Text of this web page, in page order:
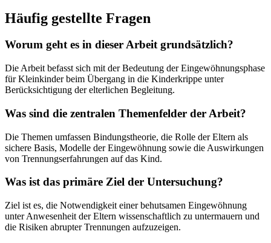
Häufig gestellte Fragen
Worum geht es in dieser Arbeit grundsätzlich?
Die Arbeit befasst sich mit der Bedeutung der Eingewöhnungsphase
für Kleinkinder beim Übergang in die Kinderkrippe unter
Berücksichtigung der elterlichen Begleitung.
Was sind die zentralen Themenfelder der Arbeit?
Die Themen umfassen Bindungstheorie, die Rolle der Eltern als
sichere Basis, Modelle der Eingewöhnung sowie die Auswirkungen
von Trennungserfahrungen auf das Kind.
Was ist das primäre Ziel der Untersuchung?
Ziel ist es, die Notwendigkeit einer behutsamen Eingewöhnung
unter Anwesenheit der Eltern wissenschaftlich zu untermauern und
die Risiken abrupter Trennungen aufzuzeigen.